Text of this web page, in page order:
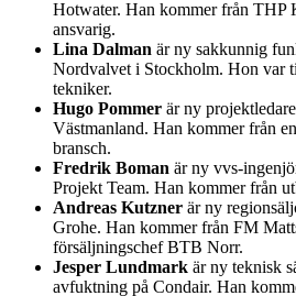
Hotwater. Han kommer från THP
ansvarig.
Lina Dalman är ny sakkunnig
Nordvalvet i Stockholm. Hon var
tekniker.
Hugo Pommer är ny
Västmanland. Han kommer från
bransch.
Fredrik Boman är ny vvs-
Projekt Team. Han kommer från
Andreas Kutzner är ny
Grohe. Han kommer från FM
försäljningschef BTB Norr.
Jesper Lundmark är ny teknisk
avfuktning på Condair. Han